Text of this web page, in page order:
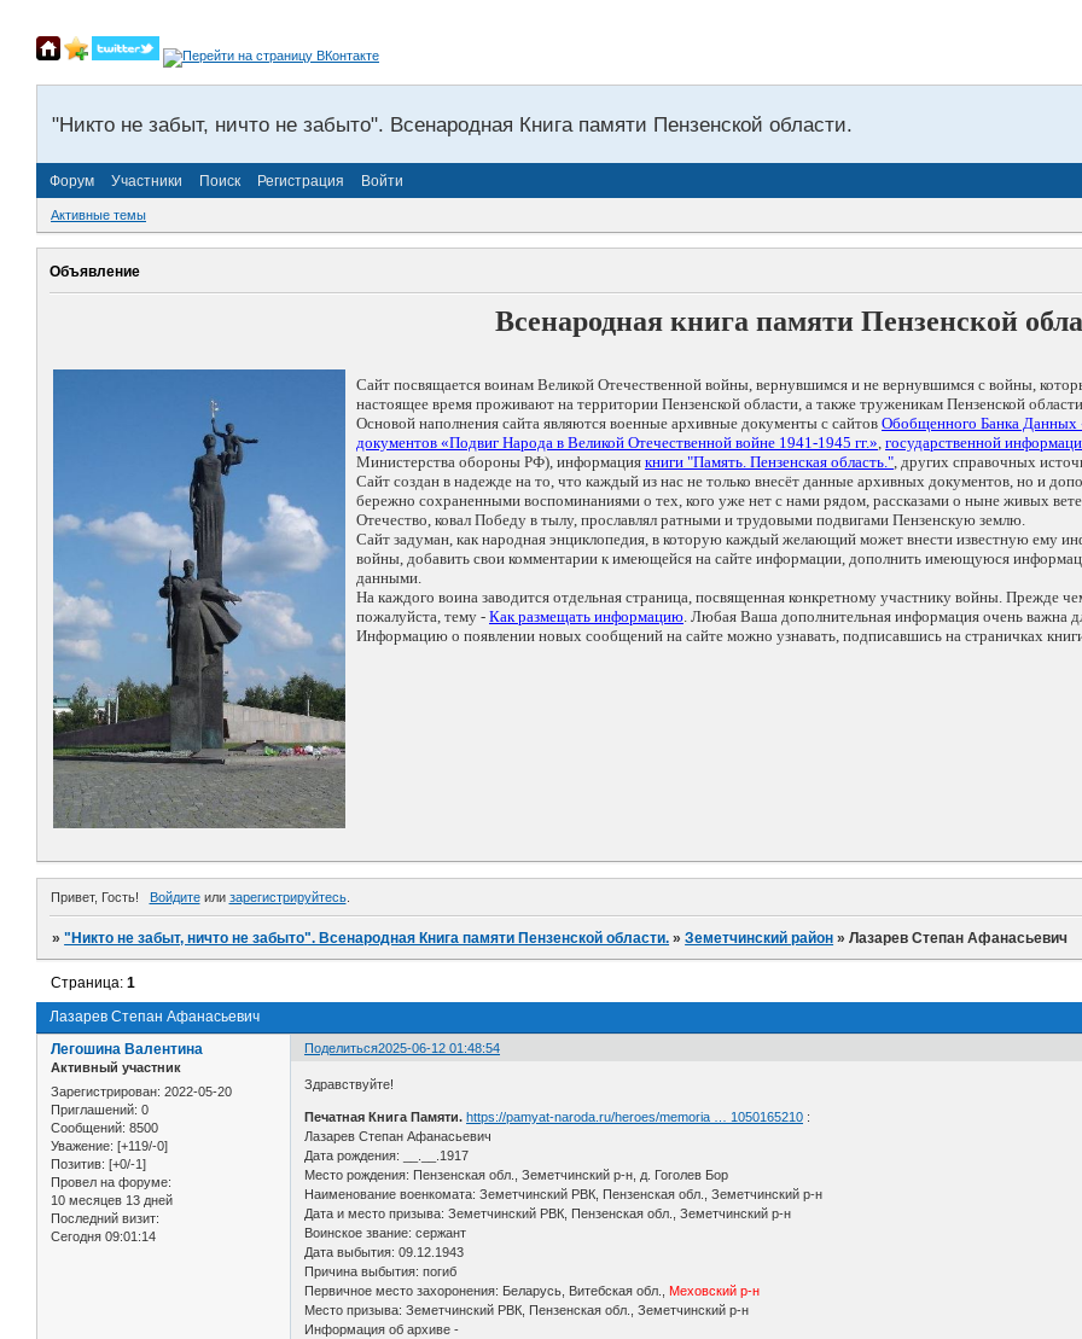
"Никто не забыт, ничто не забыто". Всенародная Книга памяти Пензенской области.
Форум Участники Поиск Регистрация Войти
Активные темы
Объявление
Всенародная книга памяти Пензенской
Сайт посвящается воинам Великой Отечественной войны, вернувшимся и не вернувшимся с войны,
настоящее время проживают на территории Пензенской области, а также труженикам Пензенской
Основой наполнения сайта являются военные архивные документы с сайтов Обобщенного Банка
документов «Подвиг Народа в Великой Отечественной войне 1941-1945 гг.», государственной
Министерства обороны РФ), информация книги "Память. Пензенская область.", других справочных
Сайт создан в надежде на то, что каждый из нас не только внесёт данные архивных документов, но и
бережно сохраненными воспоминаниями о тех, кого уже нет с нами рядом, рассказами о ныне живых
Отечество, ковал Победу в тылу, прославлял ратными и трудовыми подвигами Пензенскую землю.
Сайт задуман, как народная энциклопедия, в которую каждый желающий может внести известную ему
войны, добавить свои комментарии к имеющейся на сайте информации, дополнить имеющуюся
данными.
На каждого воина заводится отдельная страница, посвященная конкретному участнику войны. Прежде
пожалуйста, тему - Как размещать информацию. Любая Ваша дополнительная информация очень важна
Информацию о появлении новых сообщений на сайте можно узнавать, подписавшись на страничках
Привет, Гость! Войдитеили зарегистрируйтесь.
»"Никто не забыт, ничто не забыто". Всенародная Книга памяти Пензенской области. »Земетчинский район »Лазарев Степан Афанасьевич
Лазарев Степан Афанасьевич
Страница:1
Поделиться2025-06-12 01:48:54
Легошина Валентина
Активный участник
Зарегистрирован: 2022-05-20
Приглашений: 0
Сообщений: 8500
Уважение: [+119/-0]
Позитив: [+0/-1]
Провел на форуме:
10 месяцев 13 дней
Последний визит:
Сегодня 09:01:14
Здравствуйте!
Печатная Книга Памяти. https://pamyat-naroda.ru/heroes/memoria … 1050165210 :
Лазарев Степан Афанасьевич
Дата рождения: __.__.1917
Место рождения: Пензенская обл., Земетчинский р-н, д. Гоголев Бор
Наименование военкомата: Земетчинский РВК, Пензенская обл., Земетчинский р-н
Дата и место призыва: Земетчинский РВК, Пензенская обл., Земетчинский р-н
Воинское звание: сержант
Дата выбытия: 09.12.1943
Причина выбытия: погиб
Первичное место захоронения: Беларусь, Витебская обл., Меховский р-н
Место призыва: Земетчинский РВК, Пензенская обл., Земетчинский р-н
Информация об архиве -